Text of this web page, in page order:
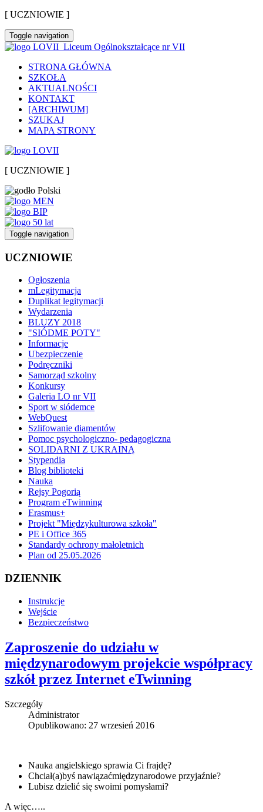
[ UCZNIOWIE ]
Toggle navigation
Liceum Ogólnokształcące nr VII
STRONA GŁÓWNA
SZKOŁA
AKTUALNOŚCI
KONTAKT
[ARCHIWUM]
SZUKAJ
MAPA STRONY
[ UCZNIOWIE ]
Toggle navigation
UCZNIOWIE
Ogłoszenia
mLegitymacja
Duplikat legitymacji
Wydarzenia
BLUZY 2018
"SIÓDME POTY"
Informacje
Ubezpieczenie
Podręczniki
Samorząd szkolny
Konkursy
Galeria LO nr VII
Sport w siódemce
WebQuest
Szlifowanie diamentów
Pomoc psychologiczno- pedagogiczna
SOLIDARNI Z UKRAINĄ
Stypendia
Blog biblioteki
Nauka
Rejsy Pogorią
Program eTwinning
Erasmus+
Projekt "Międzykulturowa szkoła"
PE i Office 365
Standardy ochrony małoletnich
Plan od 25.05.2026
DZIENNIK
Instrukcje
Wejście
Bezpieczeństwo
Zaproszenie do udziału w
międzynarodowym projekcie współpracy
szkół przez Internet eTwinning
Szczegóły
Administrator
Opublikowano: 27 wrzesień 2016
Nauka angielskiego sprawia Ci frajdę?
Chciał(a)byś nawiązaćmiędzynarodowe przyjaźnie?
Lubisz dzielić się swoimi pomysłami?
A więc…..